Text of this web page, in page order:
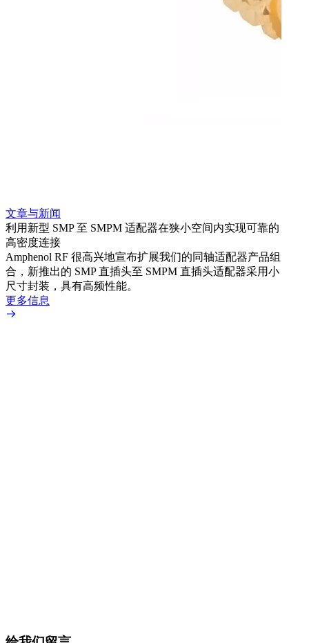
文章与新闻
利用新型 SMP 至 SMPM 适配器在狭小空间内实现可靠的
高密度连接
Amphenol RF 很高兴地宣布扩展我们的同轴适配器产品组
合，新推出的 SMP 直插头至 SMPM 直插头适配器采用小
尺寸封装，具有高频性能。
更多信息